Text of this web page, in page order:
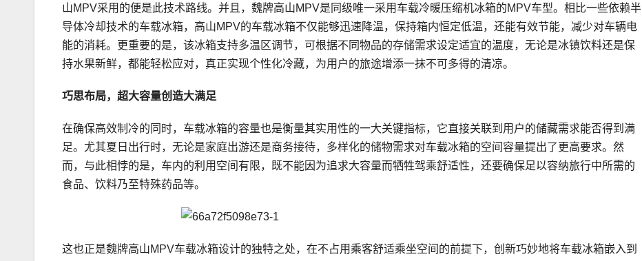
山MPV采用的便是此技术路线。并且，魏牌高山MPV是同级唯一采用车载冷暖压缩机冰箱的MPV车型。相比一些依赖半
导体冷却技术的车载冰箱，高山MPV的车载冰箱不仅能够迅速降温，保持箱内恒定低温，还能有效节能，减少对车辆电
能的消耗。更重要的是，该冰箱支持多温区调节，可根据不同物品的存储需求设定适宜的温度，无论是冰镇饮料还是保
持水果新鲜，都能轻松应对，真正实现个性化冷藏，为用户的旅途增添一抹不可多得的清凉。
巧思布局，超大容量创造大满足
在确保高效制冷的同时，车载冰箱的容量也是衡量其实用性的一大关键指标，它直接关联到用户的储藏需求能否得到满
足。尤其夏日出行时，无论是家庭出游还是商务接待，多样化的储物需求对车载冰箱的空间容量提出了更高要求。然
而，与此相悖的是，车内的利用空间有限，既不能因为追求大容量而牺牲驾乘舒适性，还要确保足以容纳旅行中所需的
食品、饮料乃至特殊药品等。
这也正是魏牌高山MPV车载冰箱设计的独特之处，在不占用乘客舒适乘坐空间的前提下，创新巧妙地将车载冰箱嵌入到